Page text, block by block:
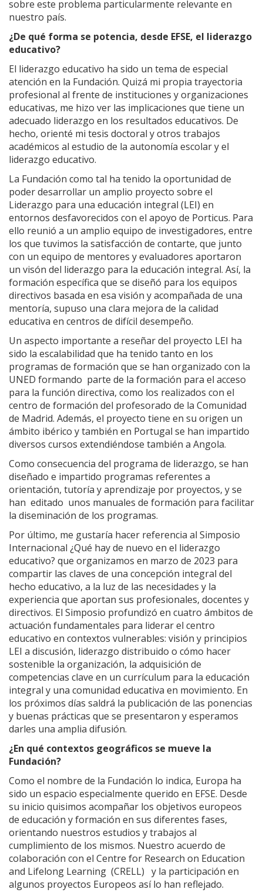
sobre este problema particularmente relevante en
nuestro país.
¿De qué forma se potencia, desde EFSE, el liderazgo
educativo?
El liderazgo educativo ha sido un tema de especial
atención en la Fundación. Quizá mi propia trayectoria
profesional al frente de instituciones y organizaciones
educativas, me hizo ver las implicaciones que tiene un
adecuado liderazgo en los resultados educativos. De
hecho, orienté mi tesis doctoral y otros trabajos
académicos al estudio de la autonomía escolar y el
liderazgo educativo.
La Fundación como tal ha tenido la oportunidad de
poder desarrollar un amplio proyecto sobre el
Liderazgo para una educación integral (LEI) en
entornos desfavorecidos con el apoyo de Porticus. Para
ello reunió a un amplio equipo de investigadores, entre
los que tuvimos la satisfacción de contarte, que junto
con un equipo de mentores y evaluadores aportaron
un visón del liderazgo para la educación integral. Así, la
formación específica que se diseñó para los equipos
directivos basada en esa visión y acompañada de una
mentoría, supuso una clara mejora de la calidad
educativa en centros de difícil desempeño.
Un aspecto importante a reseñar del proyecto LEI ha
sido la escalabilidad que ha tenido tanto en los
programas de formación que se han organizado con la
UNED formando parte de la formación para el acceso
para la función directiva, como los realizados con el
centro de formación del profesorado de la Comunidad
de Madrid. Además, el proyecto tiene en su origen un
ámbito ibérico y también en Portugal se han impartido
diversos cursos extendiéndose también a Angola.
Como consecuencia del programa de liderazgo, se han
diseñado e impartido programas referentes a
orientación, tutoría y aprendizaje por proyectos, y se
han editado unos manuales de formación para facilitar
la diseminación de los programas.
Por último, me gustaría hacer referencia al Simposio
Internacional ¿Qué hay de nuevo en el liderazgo
educativo? que organizamos en marzo de 2023 para
compartir las claves de una concepción integral del
hecho educativo, a la luz de las necesidades y la
experiencia que aportan sus profesionales, docentes y
directivos. El Simposio profundizó en cuatro ámbitos de
actuación fundamentales para liderar el centro
educativo en contextos vulnerables: visión y principios
LEI a discusión, liderazgo distribuido o cómo hacer
sostenible la organización, la adquisición de
competencias clave en un currículum para la educación
integral y una comunidad educativa en movimiento. En
los próximos días saldrá la publicación de las ponencias
y buenas prácticas que se presentaron y esperamos
darles una amplia difusión.
¿En qué contextos geográficos se mueve la
Fundación?
Como el nombre de la Fundación lo indica, Europa ha
sido un espacio especialmente querido en EFSE. Desde
su inicio quisimos acompañar los objetivos europeos
de educación y formación en sus diferentes fases,
orientando nuestros estudios y trabajos al
cumplimiento de los mismos. Nuestro acuerdo de
colaboración con el Centre for Research on Education
and Lifelong Learning (CRELL) y la participación en
algunos proyectos Europeos así lo han reflejado.